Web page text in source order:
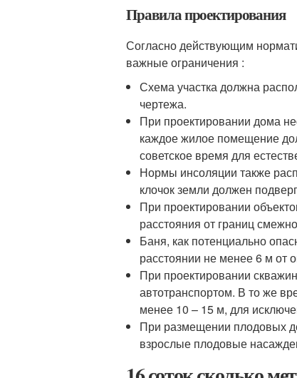
Правила проектирования
Согласно действующим
важные ограничения :
Схема участка должна
чертежа.
При проектировании дома
каждое жилое помещение
советское время для
Нормы инсоляции также
клочок земли должен
При проектировании
расстояния от границ
Баня, как потенциально
расстоянии не менее 6 м от
При проектировании
автотранспортом. В то же
менее 10 – 15 м, для
При размещении плодовых
взрослые плодовые